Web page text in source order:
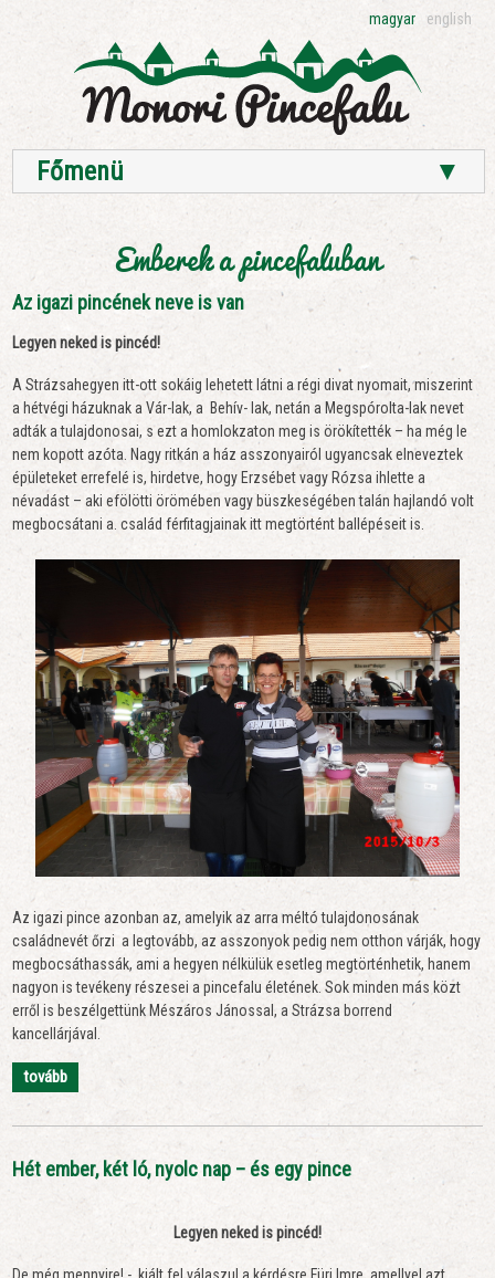
magyar english
Főmenü ▼
Emberek a pincefaluban
Az igazi pincének neve is van
Legyen neked is pincéd!
A Strázsahegyen itt-ott sokáig lehetett látni a régi divat nyomait, miszerint
a hétvégi házuknak a Vár-lak, a Behív- lak, netán a Megspórolta-lak nevet
adták a tulajdonosai, s ezt a homlokzaton meg is örökítették – ha még le
nem kopott azóta. Nagy ritkán a ház asszonyairól ugyancsak elneveztek
épületeket errefelé is, hirdetve, hogy Erzsébet vagy Rózsa ihlette a
névadást – aki efölötti örömében vagy büszkeségében talán hajlandó volt
megbocsátani a. család férfitagjainak itt megtörtént ballépéseit is.
Az igazi pince azonban az, amelyik az arra méltó tulajdonosának
családnevét őrzi a legtovább, az asszonyok pedig nem otthon várják, hogy
megbocsáthassák, ami a hegyen nélkülük esetleg megtörténhetik, hanem
nagyon is tevékeny részesei a pincefalu életének. Sok minden más közt
erről is beszélgettünk Mészáros Jánossal, a Strázsa borrend
kancellárjával.
tovább
Hét ember, két ló, nyolc nap – és egy pince
Legyen neked is pincéd!